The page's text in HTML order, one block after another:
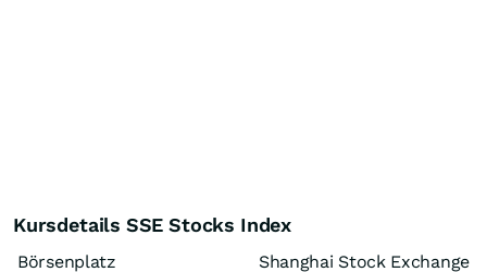
Kursdetails SSE Stocks Index
Börsenplatz
Shanghai Stock Exchange